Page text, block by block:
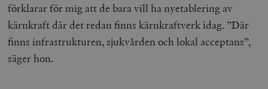
förklarar för mig att de bara vill ha nyetablering av
kärnkraft där det redan finns kärnkraftverk idag. ”Där
finns infrastrukturen, sjukvården och lokal acceptans”,
säger hon.